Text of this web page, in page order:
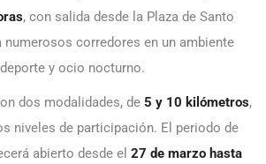
, con salida desde la Plaza de Santo
numerosos corredores en un ambiente
y ocio nocturno.
dos modalidades, de 5 y 10 kilómetros,
niveles de participación. El periodo de
abierto desde el 27 de marzo hasta